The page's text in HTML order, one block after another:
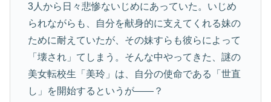
3人から日々悲惨ないじめにあっていた。いじめ
られながらも、自分を献身的に支えてくれる妹の
ために耐えていたが、その妹すらも彼らによって
「壊され」てしまう。そんな中やってきた、謎の
美女転校生「美玲」は、自分の使命である「世直
し」を開始するというが――？